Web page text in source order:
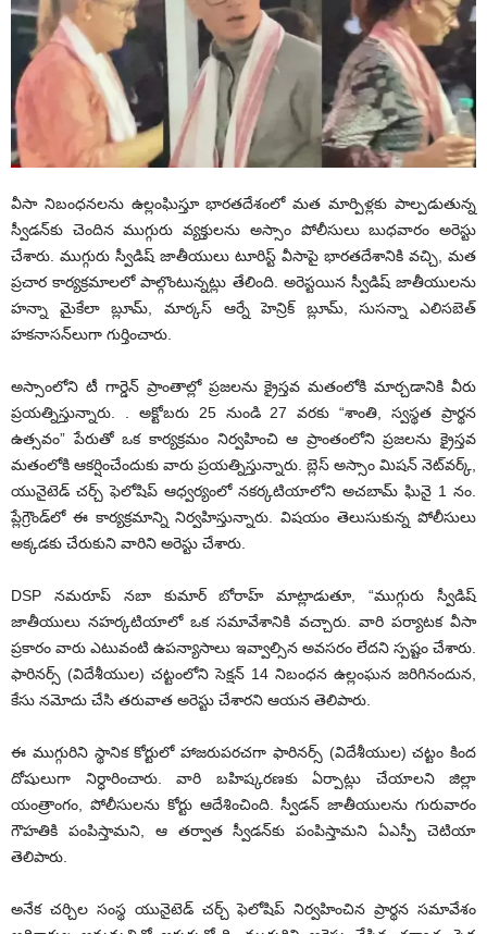
వీసా నిబంధనలను ఉల్లంఘిస్తూ భార‌త‌దేశంలో మ‌త మార్పిళ్ల‌కు పాల్ప‌డుతున్న
స్వీడన్‌కు చెందిన ముగ్గురు వ్యక్తులను అస్సాం పోలీసులు బుధ‌వారం అరెస్టు
చేశారు. ముగ్గురు స్వీడిష్ జాతీయులు టూరిస్ట్ వీసాపై భారతదేశానికి వ‌చ్చి, మత
ప్రచార కార్యక్రమాలలో పాల్గొంటున్నట్లు తేలింది. అరెస్టయిన స్వీడిష్ జాతీయులను
హన్నా మైకేలా బ్లూమ్, మార్కస్ ఆర్నే హెన్రిక్ బ్లూమ్, సుసన్నా ఎలిసబెత్
హకనాసన్‌లుగా గుర్తించారు.
అస్సాంలోని టీ గార్డెన్ ప్రాంతాల్లో ప్రజలను క్రైస్తవ మతంలోకి మార్చడానికి వీరు
ప్రయత్నిస్తున్నారు. . అక్టోబరు 25 నుండి 27 వరకు “శాంతి, స్వస్థత ప్రార్థన
ఉత్సవం” పేరుతో ఒక కార్యక్రమం నిర్వ‌హించి ఆ ప్రాంతంలోని ప్రజలను క్రైస్తవ
మతంలోకి ఆకర్షించేందుకు వారు ప్రయత్నిస్తున్నారు. బ్లెస్‌ అస్సాం మిషన్ నెట్‌వర్క్‌,
యునైటెడ్ చర్చ్ ఫెలోషిప్ ఆధ్వ‌ర్యంలో నకర్కటియాలోని అచబామ్ ఘినై 1 నం.
ప్లేగ్రౌండ్‌లో ఈ కార్యక్రమాన్ని నిర్వహిస్తున్నారు. విష‌యం తెలుసుకున్న పోలీసులు
అక్క‌డ‌కు చేరుకుని వారిని అరెస్టు చేశారు.
DSP నమ‌రూప్ నబా కుమార్ బోరాహ్ మాట్లాడుతూ, “ముగ్గురు స్వీడిష్
జాతీయులు నహర్కటియాలో ఒక సమావేశానికి వచ్చారు. వారి పర్యాటక వీసా
ప్రకారం వారు ఎటువంటి ఉపన్యాసాలు ఇవ్వాల్సిన అవసరం లేద‌ని స్ప‌ష్టం చేశారు.
ఫారిన‌ర్స్ (విదేశీయుల‌) చ‌ట్టంలోని సెక్షన్ 14 నిబంధ‌న ఉల్లంఘన జరిగినందున,
కేసు నమోదు చేసి తరువాత అరెస్టు చేశారని ఆయన తెలిపారు.
ఈ ముగ్గురిని స్థానిక కోర్టులో హాజరుపరచగా ఫారిన‌ర్స్ (విదేశీయుల‌) చట్టం కింద
దోషులుగా నిర్ధారించారు. వారి బహిష్కరణకు ఏర్పాట్లు చేయాలని జిల్లా
యంత్రాంగం, పోలీసులను కోర్టు ఆదేశించింది. స్వీడన్ జాతీయులను గురువారం
గౌహతికి పంపిస్తామని, ఆ తర్వాత స్వీడన్‌కు పంపిస్తామ‌ని ఏఎస్పీ చెటియా
తెలిపారు.
అనేక చర్చిల సంస్థ యునైటెడ్ చర్చ్ ఫెలోషిప్ నిర్వహించిన ప్రార్థన సమావేశం